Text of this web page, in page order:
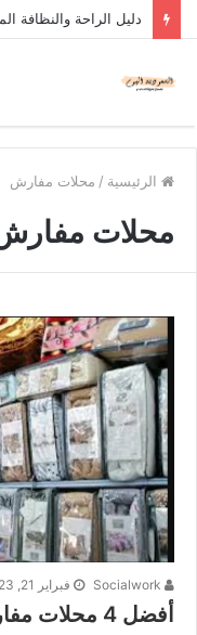
دليل الراحة والنظافة
الرئيسية / محلات مفارش
محلات
فبراير 21, 2023
أفضل 4 محلات مفارش بالجملة في الدمام